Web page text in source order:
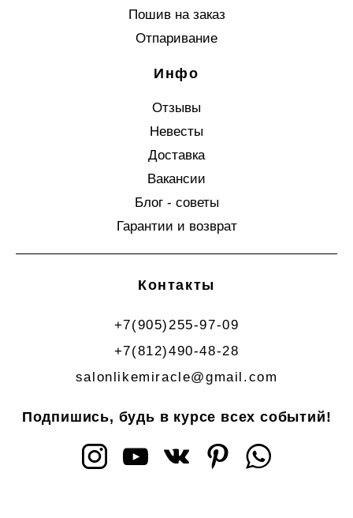
Пошив на заказ
Отпаривание
Инфо
Отзывы
Невесты
Доставка
Вакансии
Блог - советы
Гарантии и возврат
Контакты
+7(905)255-97-09
+7(812)490-48-28
salonlikemiracle@gmail.com
Подпишись, будь в курсе всех событий!